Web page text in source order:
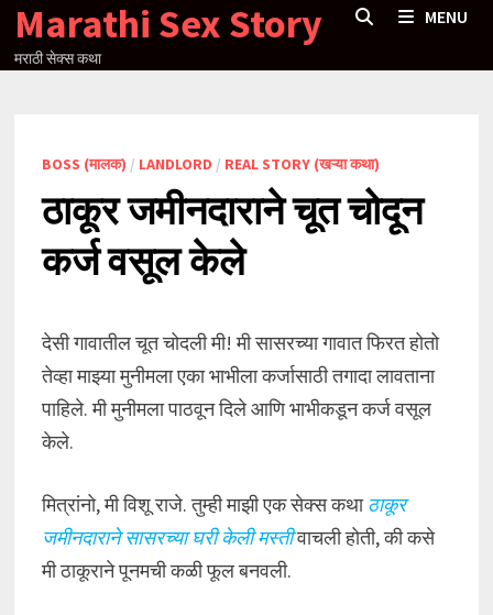
Skip
content
Marathi Sex Story
मराठी सेक्स कथा
MENU
BOSS (मालक) / LANDLORD / REAL STORY (खऱ्या कथा)
ठाकूर जमीनदाराने चूत चोदून
कर्ज वसूल केले
देसी गावातील चूत चोदली मी! मी सासरच्या गावात फिरत होतो
तेव्हा माझ्या मुनीमला एका भाभीला कर्जासाठी तगादा लावताना
पाहिले. मी मुनीमला पाठवून दिले आणि भाभीकडून कर्ज वसूल
केले.
मित्रांनो, मी विशू राजे. तुम्ही माझी एक सेक्स कथाठाकूर
जमीनदाराने सासरच्या घरी केली मस्तीवाचली होती, की कसे
मी ठाकूराने पूनमची कळी फूल बनवली.